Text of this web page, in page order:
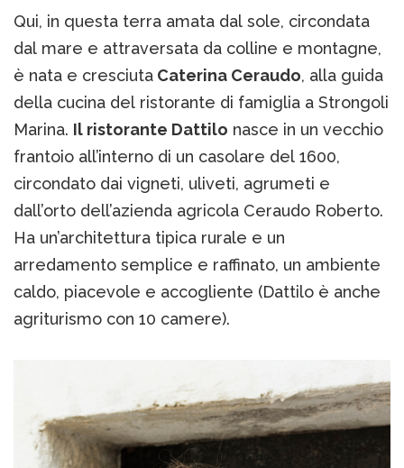
Qui, in questa terra amata dal sole, circondata
dal mare e attraversata da colline e montagne,
è nata e cresciuta Caterina Ceraudo, alla guida
della cucina del ristorante di famiglia a Strongoli
Marina. Il ristorante Dattilo nasce in un vecchio
frantoio all’interno di un casolare del 1600,
circondato dai vigneti, uliveti, agrumeti e
dall’orto dell’azienda agricola Ceraudo Roberto.
Ha un’architettura tipica rurale e un
arredamento semplice e raffinato, un ambiente
caldo, piacevole e accogliente (Dattilo è anche
agriturismo con 10 camere).